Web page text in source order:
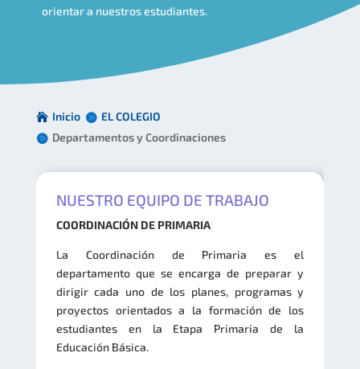
orientar a nuestros estudiantes.
Inicio
EL COLEGIO
Departamentos y Coordinaciones
NUESTRO EQUIPO DE TRABAJO
COORDINACIÓN DE PRIMARIA
La Coordinación de Primaria es el
departamento que se encarga de preparar y
dirigir cada uno de los planes, programas y
proyectos orientados a la formación de los
estudiantes en la Etapa Primaria de la
Educación Básica.